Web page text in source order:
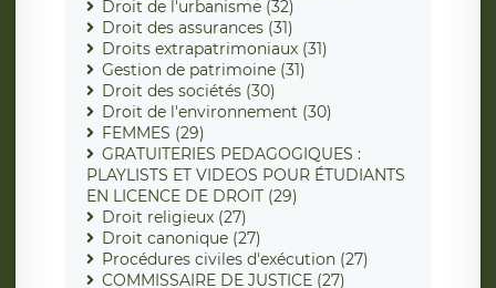
Droit de l'urbanisme (32)
Droit des assurances (31)
Droits extrapatrimoniaux (31)
Gestion de patrimoine (31)
Droit des sociétés (30)
Droit de l'environnement (30)
FEMMES (29)
GRATUITERIES PEDAGOGIQUES :
PLAYLISTS ET VIDEOS POUR ÉTUDIANTS
EN LICENCE DE DROIT (29)
Droit religieux (27)
Droit canonique (27)
Procédures civiles d'exécution (27)
COMMISSAIRE DE JUSTICE (27)